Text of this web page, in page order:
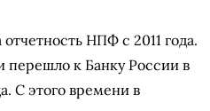
НПФ с 2011 года.
перешло к Банку России в
С этого времени в